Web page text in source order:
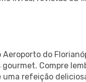
do
Compre
refeição